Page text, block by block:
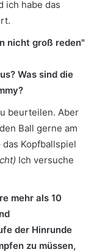
ich habe das
nicht groß reden"
Was sind die
beurteilen. Aber
Ball gerne am
Kopfballspiel
Ich versuche
mehr als 10
der Hinrunde
zu müssen,